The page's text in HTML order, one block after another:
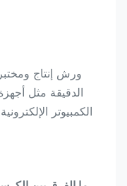
ورش إنتاج
الدقيقة مثل
الكمبيوتر